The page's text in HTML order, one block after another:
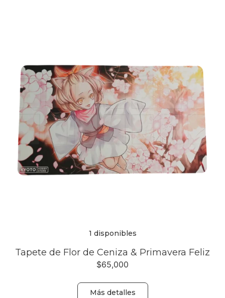
1 disponibles
Tapete de Flor de Ceniza & Primavera Feliz
$65,000
Más detalles